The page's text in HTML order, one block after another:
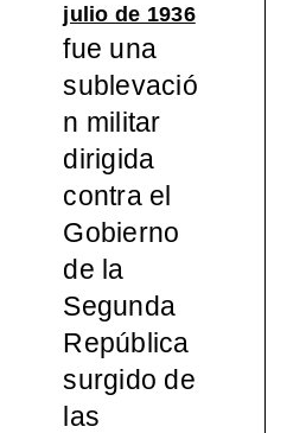
julio de 1936
fue una
sublevació
n militar
dirigida
contra el
Gobierno
de la
Segunda
República
surgido de
las